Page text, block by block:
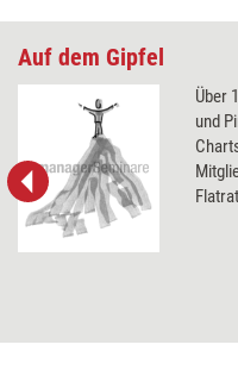
Auf dem Gipfel
Über
und